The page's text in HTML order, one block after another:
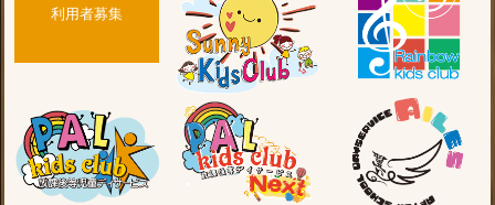
利用者募集